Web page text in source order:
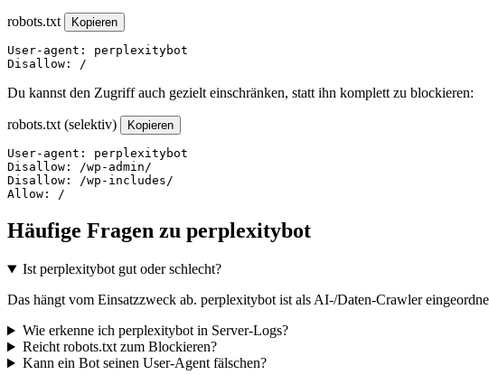
robots.txt Kopieren
User-agent: perplexitybot
Disallow: /
Du kannst den Zugriff auch gezielt einschränken, statt ihn komplett zu blockieren:
robots.txt (selektiv) Kopieren
User-agent: perplexitybot
Disallow: /wp-admin/
Disallow: /wp-includes/
Allow: /
Häufige Fragen zu perplexitybot
Ist perplexitybot gut oder schlecht?
Das hängt vom Einsatzzweck ab. perplexitybot ist als AI-/Daten-Crawler
Wie erkenne ich perplexitybot in Server-Logs?
Reicht robots.txt zum Blockieren?
Kann ein Bot seinen User-Agent fälschen?